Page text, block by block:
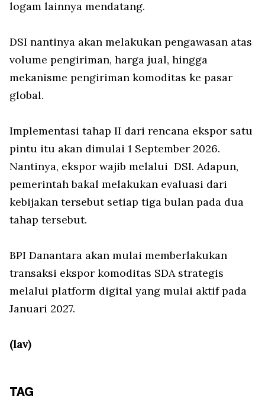
logam lainnya mendatang.
DSI nantinya akan melakukan pengawasan atas
volume pengiriman, harga jual, hingga
mekanisme pengiriman komoditas ke pasar
global.
Implementasi tahap II dari rencana ekspor satu
pintu itu akan dimulai 1 September 2026.
Nantinya, ekspor wajib melalui DSI. Adapun,
pemerintah bakal melakukan evaluasi dari
kebijakan tersebut setiap tiga bulan pada dua
tahap tersebut.
BPI Danantara akan mulai memberlakukan
transaksi ekspor komoditas SDA strategis
melalui platform digital yang mulai aktif pada
Januari 2027.
(lav)
TAG